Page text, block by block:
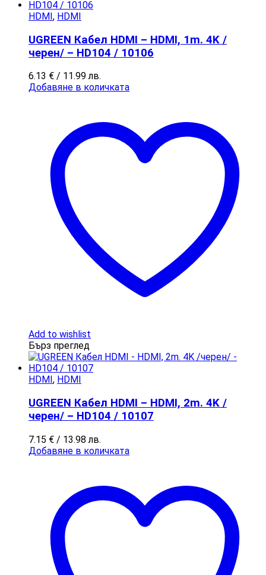
HDMI, HDMI
UGREEN Кабел HDMI – HDMI, 1m. 4K /
черен/ – HD104 / 10106
6.13 € / 11.99 лв.
Добавяне в количката
Add to wishlist
Бърз преглед
HDMI , HDMI
UGREEN Кабел HDMI – HDMI, 2m. 4K /
черен/ – HD104 / 10107
7.15 € / 13.98 лв.
Добавяне в количката